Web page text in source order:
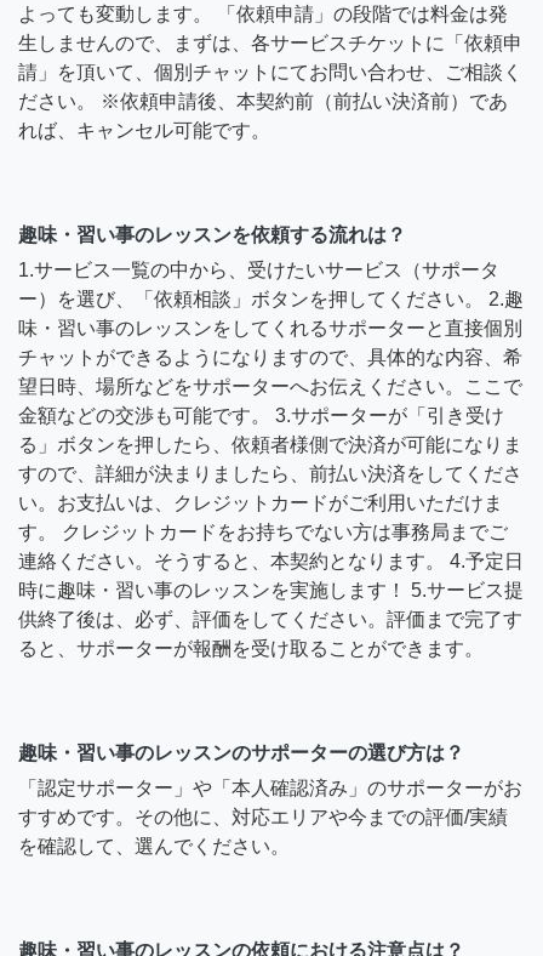
よっても変動します。 「依頼申請」の段階では料金は発
生しませんので、まずは、各サービスチケットに「依頼申
請」を頂いて、個別チャットにてお問い合わせ、ご相談く
ださい。 ※依頼申請後、本契約前（前払い決済前）であ
れば、キャンセル可能です。
趣味・習い事のレッスンを依頼する流れは？
1.サービス一覧の中から、受けたいサービス（サポータ
ー）を選び、「依頼相談」ボタンを押してください。 2.趣
味・習い事のレッスンをしてくれるサポーターと直接個別
チャットができるようになりますので、具体的な内容、希
望日時、場所などをサポーターへお伝えください。ここで
金額などの交渉も可能です。 3.サポーターが「引き受け
る」ボタンを押したら、依頼者様側で決済が可能になりま
すので、詳細が決まりましたら、前払い決済をしてくださ
い。お支払いは、クレジットカードがご利用いただけま
す。 クレジットカードをお持ちでない方は事務局までご
連絡ください。そうすると、本契約となります。 4.予定日
時に趣味・習い事のレッスンを実施します！ 5.サービス提
供終了後は、必ず、評価をしてください。評価まで完了す
ると、サポーターが報酬を受け取ることができます。
趣味・習い事のレッスンのサポーターの選び方は？
「認定サポーター」や「本人確認済み」のサポーターがお
すすめです。その他に、対応エリアや今までの評価/実績
を確認して、選んでください。
趣味・習い事のレッスンの依頼における注意点は？